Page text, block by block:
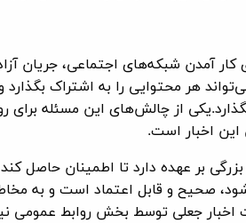
آمدن شبکه‌های اجتماعی، جریان
هر محتوایی را به اشتراک بگذارد و
از چالش‌های این مسئله برای
اخبار است.
بر عهده دارد تا اطمینان حاصل کند
صحیح و قابل اعتماد است و به
جعلی توسط بخش روابط عمومی